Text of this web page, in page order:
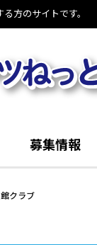
方のサイトです。
募集情報
クラブ